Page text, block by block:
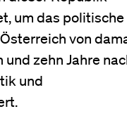
um das politische
von
zehn Jahre
und